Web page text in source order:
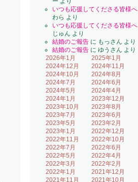
いつも応援してくださる皆様へ
わら より
いつも応援してくださる皆様へ
じゅん より
結婚のご報告 に もっさん より
結婚のご報告 に ゆうさん より
2026年1月
2025年1月
2024年12月
2024年11月
2024年10月
2024年8月
2024年7月
2024年6月
2024年5月
2024年4月
2024年1月
2023年12月
2023年10月
2023年8月
2023年7月
2023年6月
2023年5月
2023年2月
2023年1月
2022年12月
2022年11月
2022年10月
2022年7月
2022年6月
2022年5月
2022年4月
2022年3月
2022年2月
2022年1月
2021年12月
2021年11月
2021年10月